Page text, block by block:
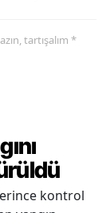
tartışalım *
kontrol